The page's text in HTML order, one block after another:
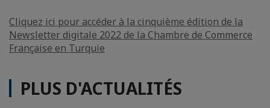
Cliquez ici pour accéder à la cinquième édition de la
Newsletter digitale 2022 de la Chambre de Commerce
Française en Turquie
PLUS D'ACTUALITÉS